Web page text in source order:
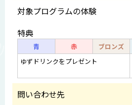
対象プログラムの体験
特典
青 赤 ブロンズ
ゆずドリンクをプレゼント
問い合わせ先